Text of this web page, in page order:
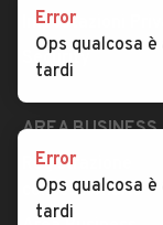
Impostazioni
Security
AREA BUSINESS
Registrazione
concessionario
Error
Ops qualcosa
tardi
Error
Ops qualcosa
tardi